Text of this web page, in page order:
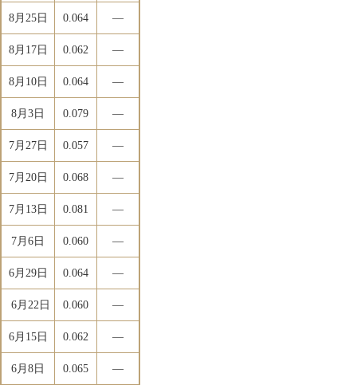
8月25日 0.064 ―
8月17日 0.062 ―
8月10日 0.064 ―
8月3日 0.079 ―
7月27日 0.057 ―
7月20日 0.068 ―
7月13日 0.081 ―
7月6日 0.060 ―
6月29日 0.064 ―
6月22日 0.060 ―
6月15日 0.062 ―
6月8日 0.065 ―